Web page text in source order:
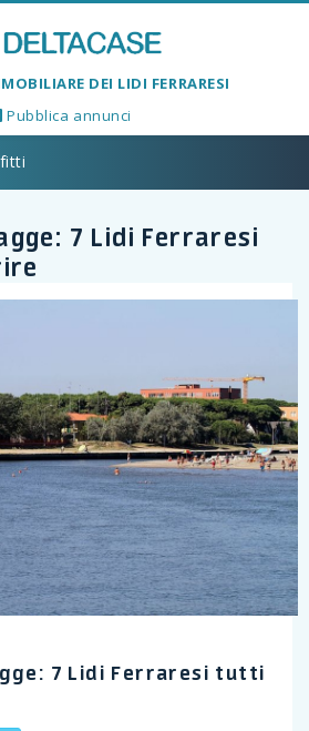
DEI LIDI FERRARESI
Pubblica annunci
7 Lidi Ferraresi
7 Lidi Ferraresi tutti